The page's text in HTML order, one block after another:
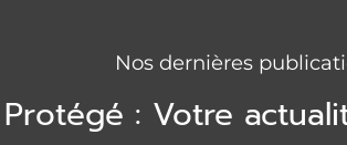
Nos dernières
Protégé : Votre